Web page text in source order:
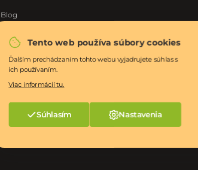
Tento web používa súbory cookies
Ďalším prechádzaním tohto webu vyjadrujete súhlas s
ich používaním.
Viac informácií tu.
Súhlasím Nastavenia
Blog
O nás
Moja objednávka